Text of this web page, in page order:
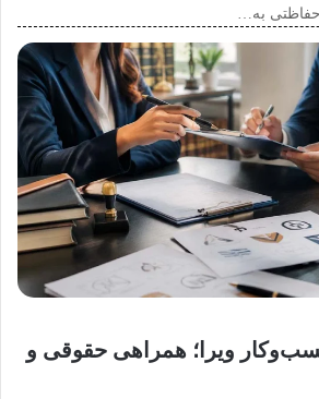
حفاظتی به…
ویرا؛ همراهی حقوقی و